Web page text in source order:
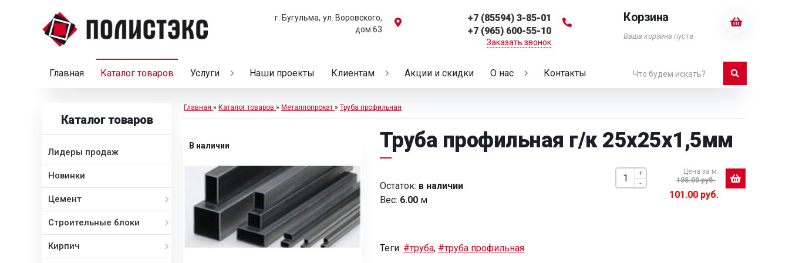
г. Бугульма, ул. Воровского,
дом 63
+7 (85594) 3-85-01
+7 (965) 600-55-10
Заказать звонок
Корзина
Ваша корзина пуста
Главная Каталог товаров Услуги Наши проекты Клиентам Акции и скидки О нас Контакты
Каталог товаров
Лидеры продаж
Новинки
Цемент
Строительные блоки
Кирпич
Главная » Каталог товаров » Металлопрокат » Труба профильная
В наличии Труба профильная г/к 25х25х1,5мм
-
+
Цена за м:
105.00 руб.
101.00 руб.
Остаток: в наличии
Вес: 6.00м
Теги: #труба, #труба профильная